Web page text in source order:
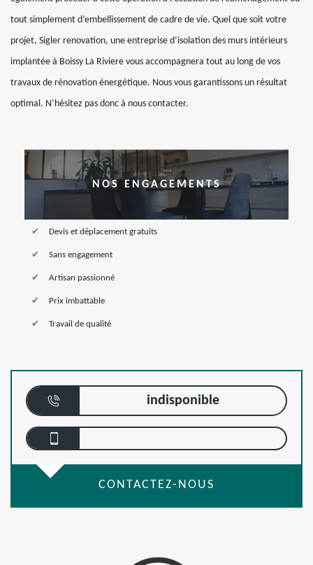
tout simplement d’embellissement de cadre de vie. Quel que soit votre
projet, Sigler renovation, une entreprise d’isolation des murs intérieurs
implantée à Boissy La Riviere vous accompagnera tout au long de vos
travaux de rénovation énergétique. Nous vous garantissons un résultat
optimal. N’hésitez pas donc à nous contacter.
NOS ENGAGEMENTS
Devis et déplacement gratuits
Sans engagement
Artisan passionné
Prix imbattable
Travail de qualité
indisponible
CONTACTEZ-NOUS